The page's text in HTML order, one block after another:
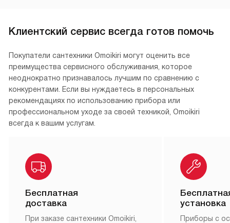
Клиентский сервис всегда готов помочь
Покупатели сантехники Omoikiri могут оценить все
преимущества сервисного обслуживания, которое
неоднократно признавалось лучшим по сравнению с
конкурентами. Если вы нуждаетесь в персональных
рекомендациях по использованию прибора или
профессиональном уходе за своей техникой, Omoikiri
всегда к вашим услугам.
Бесплатная
доставка
При заказе сантехники Omoikiri,
установка
Приборы с